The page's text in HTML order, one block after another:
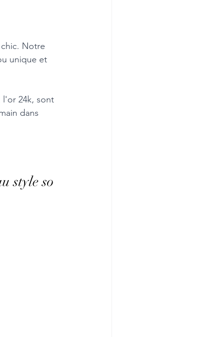
Notre
unique et
l'or 24k, sont
dans
style so